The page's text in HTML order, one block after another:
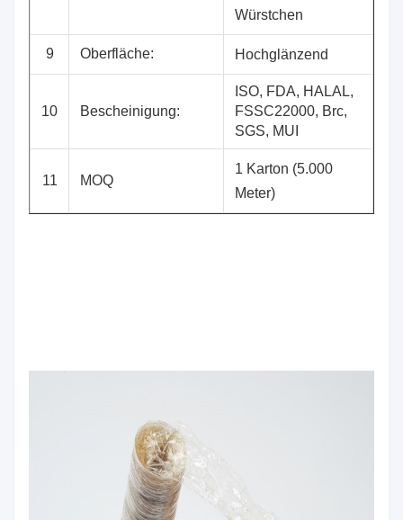
Würstchen
9 Oberfläche: Hochglänzend
10 Bescheinigung:
ISO, FDA, HALAL,
FSSC22000, Brc,
SGS, MUI
11 MOQ
1 Karton (5.000
Meter)